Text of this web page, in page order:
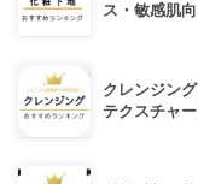
ス・敏感肌
クレンジン
テクスチャ